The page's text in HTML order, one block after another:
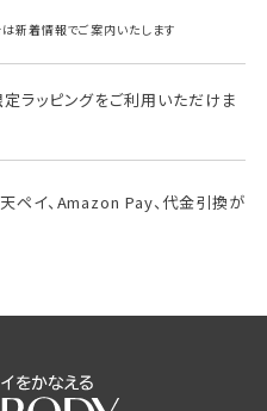
新着情報でご案内いたします
定ラッピングをご利用いただけま
天ペイ、Amazon Pay、代金引換が